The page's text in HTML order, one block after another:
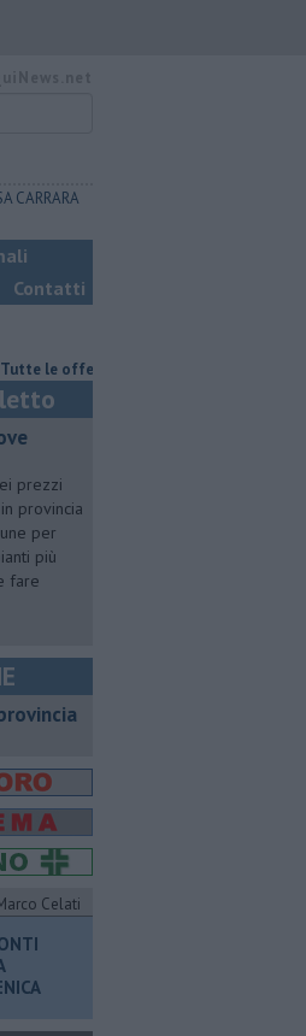
CARRARA
Contatti
di lavoro in provincia di Arezzo
prezzi
provincia
per
più
fare
Celati